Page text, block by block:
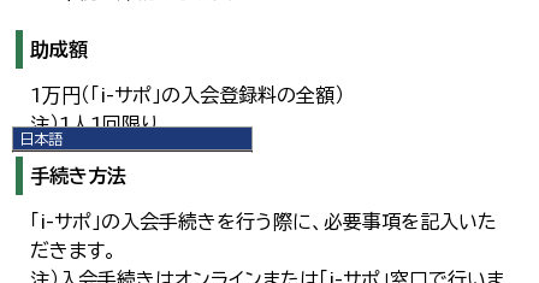
日本語
English
简体中文
繁體中文
助成額
1万円（「i-サポ」の入会登録料の全額）
注）1人1回限り
手続き方法
「i-サポ」の入会手続きを行う際に、必要事項を記入いた
だきます。